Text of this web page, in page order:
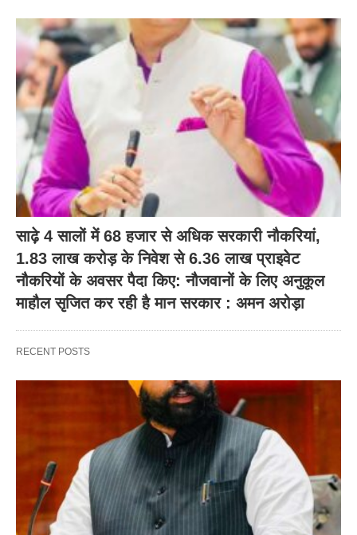
साढ़े 4 सालों में 68 हजार से अधिक सरकारी नौकरियां,
1.83 लाख करोड़ के निवेश से 6.36 लाख प्राइवेट
नौकरियों के अवसर पैदा किए: नौजवानों के लिए अनुकूल
माहौल सृजित कर रही है मान सरकार : अमन अरोड़ा
RECENT POSTS